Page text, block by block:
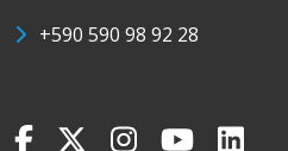
+590 590 98 92 28